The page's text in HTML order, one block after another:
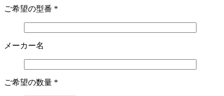
ご希望の型番 *
メーカー名
ご希望の数量 *